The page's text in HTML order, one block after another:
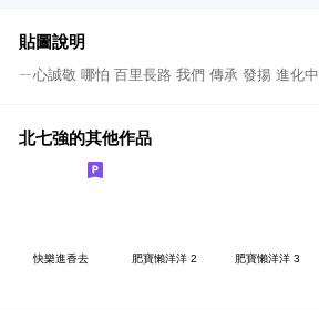
貼圖說明
ㄧ心誠敬 哪怕 百里長路 我們 傳承 發揚 進化中
北七強的其他作品
快樂進香去 肥寶懶洋洋 2 肥寶懶洋洋 3